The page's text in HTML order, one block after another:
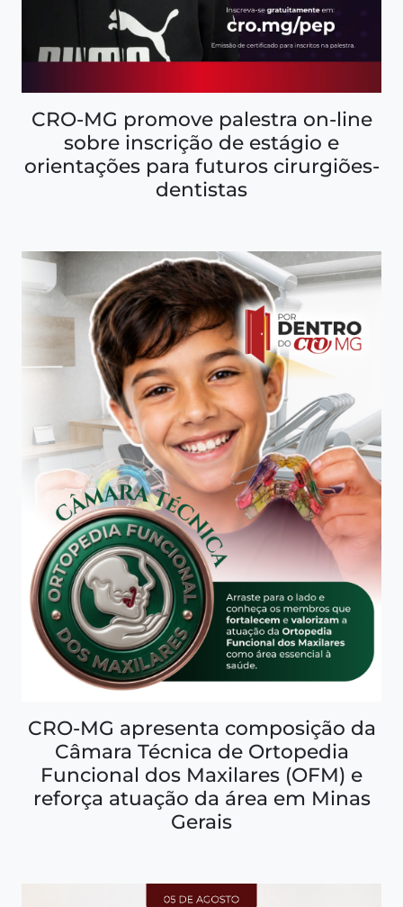
CRO-MG promove palestra on-line
sobre inscrição de estágio e
orientações para futuros cirurgiões-
dentistas
CRO-MG apresenta composição da
Câmara Técnica de Ortopedia
Funcional dos Maxilares (OFM) e
reforça atuação da área em Minas
Gerais